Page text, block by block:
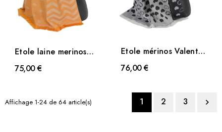
Etole laine merinos
Loft orange
75,00 €
Etole mérinos Valentin
noire
76,00 €
Affichage 1-24 de 64 article(s) 1 2 3 